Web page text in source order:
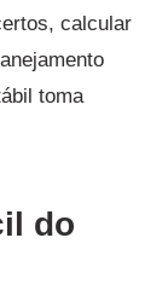
calcular
toma
do